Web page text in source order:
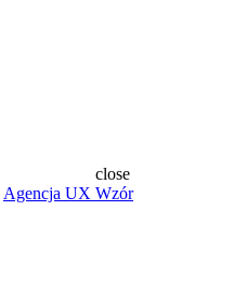
close
Agencja UX Wzór